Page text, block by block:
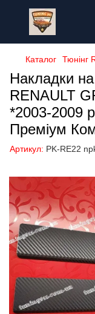
Каталог Тюнінг
Накладки
RENAULT
*2003-2009
Преміум
Артикул: PK-RE22